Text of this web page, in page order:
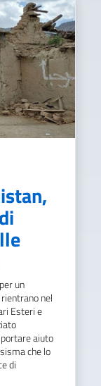
un
nel
Esteri e
aiuto
che lo
di